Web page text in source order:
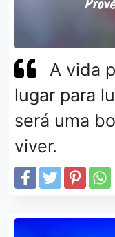
A vida
lugar para
será uma
viver.